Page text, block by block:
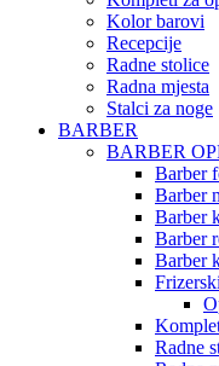
Kolor barovi
Recepcije
Radne stolice
Radna mjesta
Stalci za noge
BARBER
BARBER
Barber
Barber
Barber
Barber
Barber
Radne